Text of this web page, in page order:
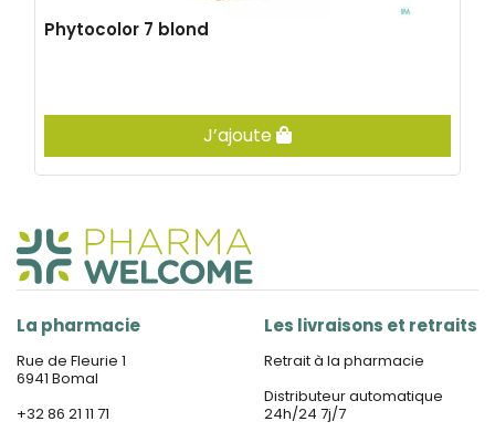
Phytocolor 7 blond
J’ajoute
La pharmacie
Rue de Fleurie 1
6941 Bomal
+32 86 21 11 71
Les livraisons et retraits
Retrait à la pharmacie
Distributeur automatique
24h/24 7j/7